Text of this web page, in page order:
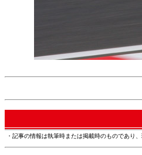
・記事の情報は執筆時または掲載時のものであり